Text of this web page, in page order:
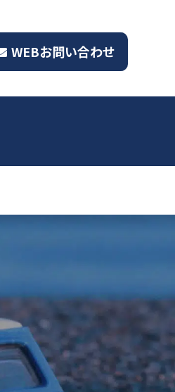
WEBお問い合わせ